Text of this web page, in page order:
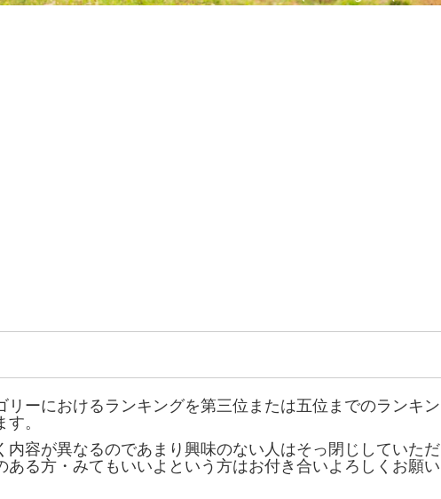
ーにおけるランキングを第三位または五位までのランキン
。
容が異なるのであまり興味のない人はそっ閉じしていただ
る方・みてもいいよという方はお付き合いよろしくお願い